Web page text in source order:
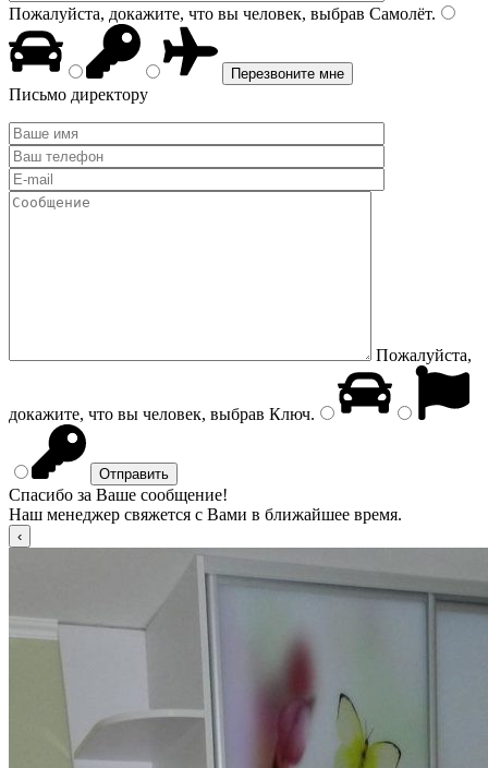
Пожалуйста, докажите, что вы человек, выбрав Самолёт.
Письмо директору
Пожалуйста,
докажите, что вы человек, выбрав Ключ.
Спасибо за Ваше сообщение!
Наш менеджер свяжется с Вами в ближайшее время.